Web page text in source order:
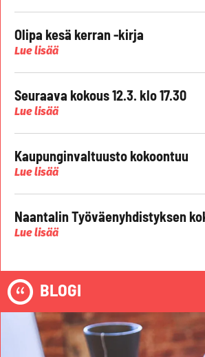
Olipa kesä kerran -kirja
Lue lisää
Seuraava kokous 12.3. klo 17.30
Lue lisää
Kaupunginvaltuusto kokoontuu
Lue lisää
Naantalin Työväenyhdistyksen
Lue lisää
BLOGI